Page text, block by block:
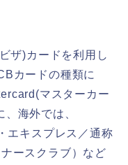
ザ)カードを利用し
カードの種類に
マスターカー
海外では、
エキスプレス／通称
ースクラブ）など